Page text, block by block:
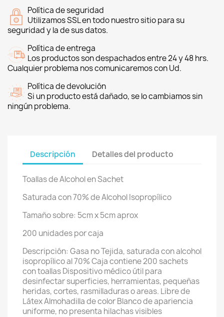
Política de seguridad
Utilizamos SSL en todo nuestro sitio para su
seguridad y la de sus datos.
Política de entrega
Los productos son despachados entre 24 y 48 hrs.
Cualquier problema nos comunicaremos con Ud.
Política de devolución
Si un producto está dañado, se lo cambiamos sin
ningún problema.
Descripción Detalles del producto
Toallas de Alcohol en Sachet
Saturada con 70% de Alcohol Isopropílico
Tamaño sobre: 5cm x 5cm aprox
200 unidades por caja
Descripción: Gasa no Tejida, saturada con alcohol
isopropílico al 70% Caja contiene 200 sachets
con toallas Dispositivo médico útil para
desinfectar superficies, herramientas, pequeñas
heridas, cortes, rasmilladuras o areas. Libre de
Látex Almohadilla de color Blanco de apariencia
uniforme, no presenta hilachas visibles